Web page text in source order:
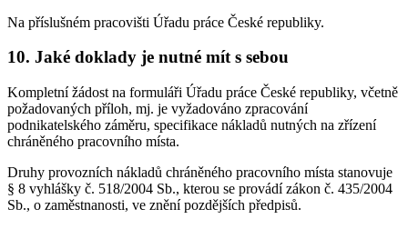
Na příslušném pracovišti Úřadu práce České republiky.
10. Jaké doklady je nutné mít s sebou
Kompletní žádost na formuláři Úřadu práce České republiky, včetně
požadovaných příloh, mj. je vyžadováno zpracování
podnikatelského záměru, specifikace nákladů nutných na zřízení
chráněného pracovního místa.
Druhy provozních nákladů chráněného pracovního místa stanovuje
§ 8 vyhlášky č. 518/2004 Sb., kterou se provádí zákon č. 435/2004
Sb., o zaměstnanosti, ve znění pozdějších předpisů.